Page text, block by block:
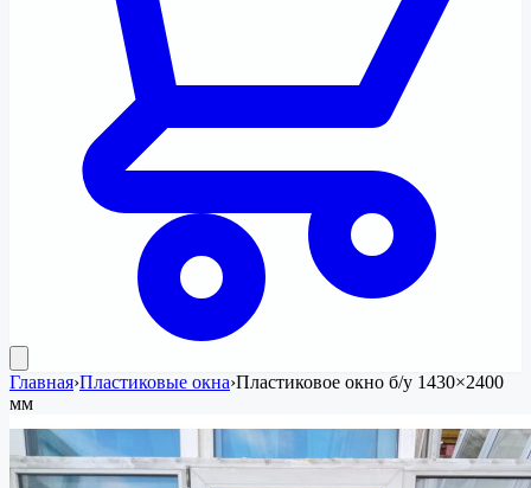
Главная›Пластиковые окна›Пластиковое окно б/у 1430×2400
мм